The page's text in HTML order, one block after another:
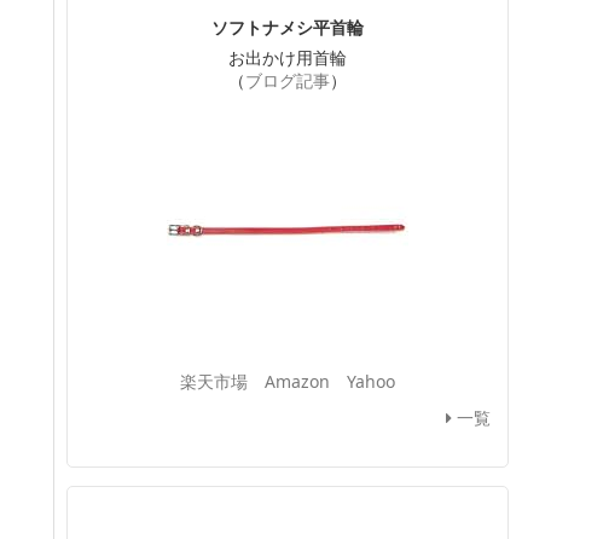
ソフトナメシ平首輪
お出かけ用首輪
（ブログ記事）
楽天市場 Amazon
Yahoo
一覧